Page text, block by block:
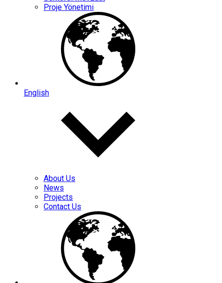
Proje Yönetimi
English
About Us
News
Projects
Contact Us